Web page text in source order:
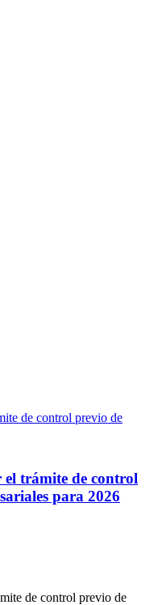
trámite de control
para 2026
de control previo de